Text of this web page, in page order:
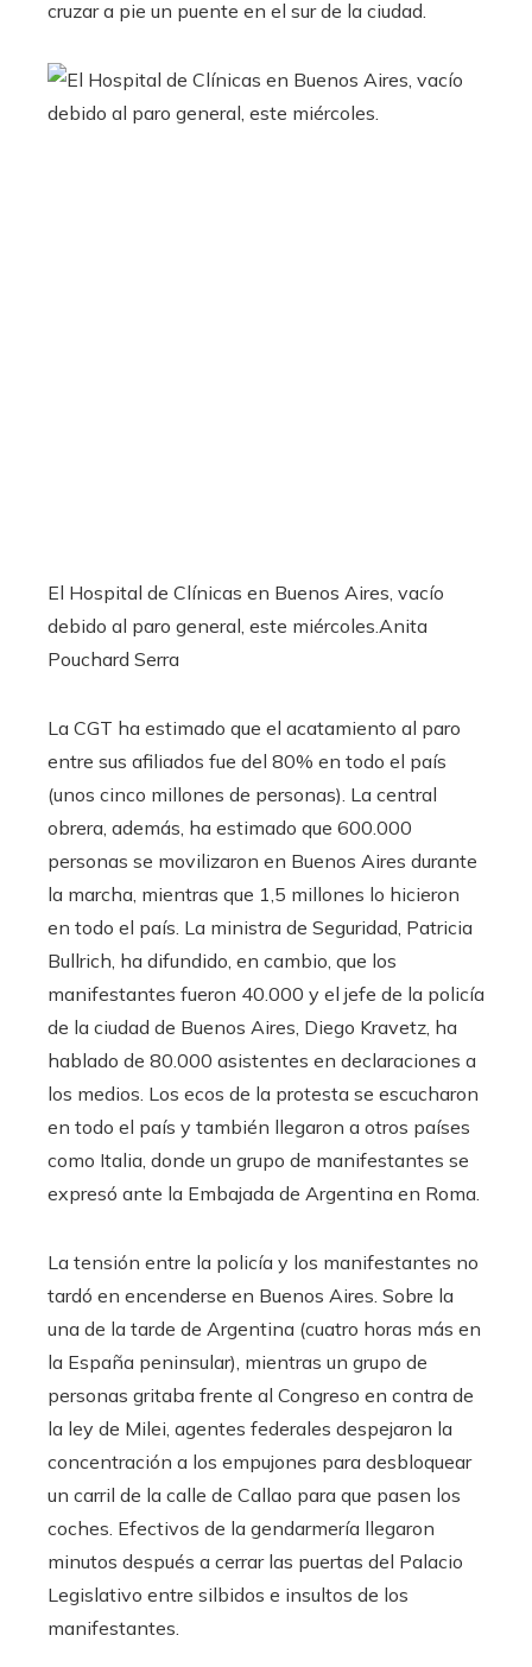
cruzar a pie un puente en el sur de la ciudad.
El Hospital de Clínicas en Buenos Aires, vacío
debido al paro general, este miércoles.Anita
Pouchard Serra
La CGT ha estimado que el acatamiento al paro
entre sus afiliados fue del 80% en todo el país
(unos cinco millones de personas). La central
obrera, además, ha estimado que 600.000
personas se movilizaron en Buenos Aires durante
la marcha, mientras que 1,5 millones lo hicieron
en todo el país. La ministra de Seguridad, Patricia
Bullrich, ha difundido, en cambio, que los
manifestantes fueron 40.000 y el jefe de la policía
de la ciudad de Buenos Aires, Diego Kravetz, ha
hablado de 80.000 asistentes en declaraciones a
los medios. Los ecos de la protesta se escucharon
en todo el país y también llegaron a otros países
como Italia, donde un grupo de manifestantes se
expresó ante la Embajada de Argentina en Roma.
La tensión entre la policía y los manifestantes no
tardó en encenderse en Buenos Aires. Sobre la
una de la tarde de Argentina (cuatro horas más en
la España peninsular), mientras un grupo de
personas gritaba frente al Congreso en contra de
la ley de Milei, agentes federales despejaron la
concentración a los empujones para desbloquear
un carril de la calle de Callao para que pasen los
coches. Efectivos de la gendarmería llegaron
minutos después a cerrar las puertas del Palacio
Legislativo entre silbidos e insultos de los
manifestantes.